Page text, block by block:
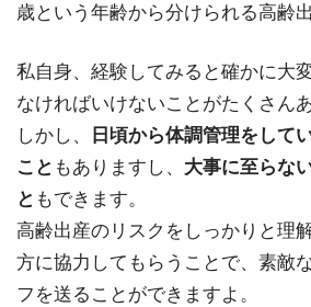
歳という年齢から分けられる高齢出
私自身、経験してみると確かに大
なければいけないことがたくさん
しかし、
日頃から体調管理をして
こと もありますし、 大事に至らな
と もできます。
高齢出産のリスクをしっかりと理
方に協力してもらうことで、素敵
フを送ることができますよ。